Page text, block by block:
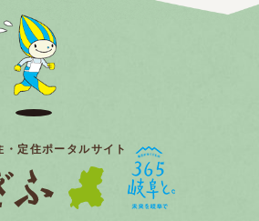
・定住ポータルサイト